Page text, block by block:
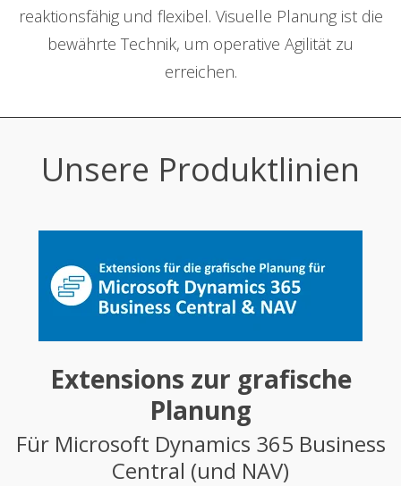
reaktionsfähig und flexibel. Visuelle Planung ist die
bewährte Technik, um operative Agilität zu
erreichen.
Unsere Produktlinien
Extensions zur grafische
Planung
Für Microsoft Dynamics 365 Business
Central (und NAV)